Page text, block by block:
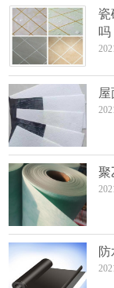
瓷
吗
聚